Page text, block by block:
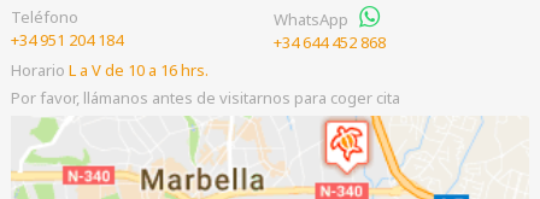
Teléfono
+34 951 204 184
WhatsApp
+34 644 452 868
Horario L a V de 10 a 16 hrs.
Por favor, llámanos antes de visitarnos para coger cita